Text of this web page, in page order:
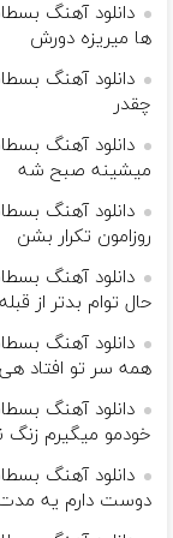
دانلود آهنگ
ها میریزه دورش
دانلود آهنگ
چقدر
دانلود آهنگ
میشینه صبح شه
دانلود آهنگ
روزامون تکرار بشن
دانلود آهنگ
حال توام بدتر از قبله
دانلود آهنگ
همه سر تو افتاد
دانلود آهنگ
خودمو میگیرم زنگ
دانلود آهنگ
دوست دارم یه